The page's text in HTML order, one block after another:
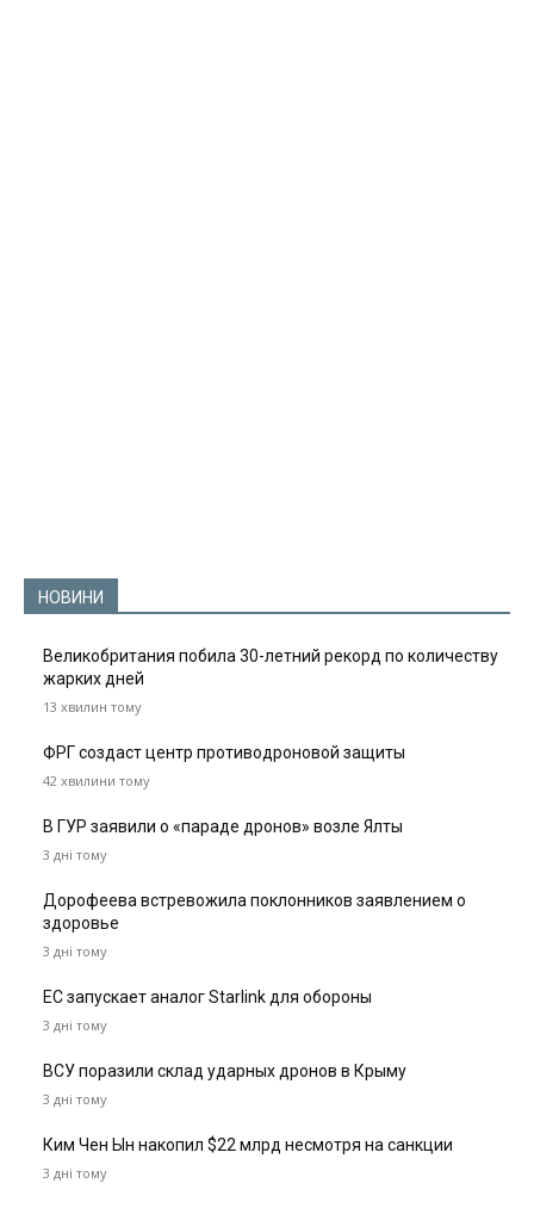
НОВИНИ
Великобритания побила 30-летний рекорд по количеству
жарких дней
13 хвилин тому
ФРГ создаст центр противодроновой защиты
42 хвилини тому
В ГУР заявили о «параде дронов» возле Ялты
3 дні тому
Дорофеева встревожила поклонников заявлением о
здоровье
3 дні тому
ЕС запускает аналог Starlink для обороны
3 дні тому
ВСУ поразили склад ударных дронов в Крыму
3 дні тому
Ким Чен Ын накопил $22 млрд несмотря на санкции
3 дні тому